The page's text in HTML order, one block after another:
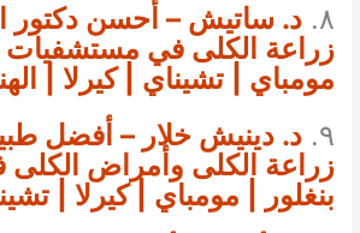
٨. د. ساتيش – أحسن دكتور
زراعة الكلى في مستشفيات
مومباي | تشيناي | كيرلا |
٩. د. دينيش خلار – أفضل
زراعة الكلى وأمراض الكلى
بنغلور | مومباي | كيرلا |